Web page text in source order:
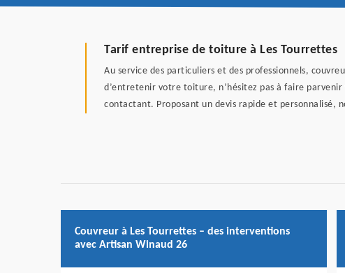
Tarif entreprise de toiture à Les Tourrettes
Au service des particuliers et des professionnels,
d’entretenir votre toiture, n’hésitez pas à faire
contactant. Proposant un devis rapide et personnalisé,
Couvreur à Les Tourrettes – des interventions
avec Artisan Winaud 26